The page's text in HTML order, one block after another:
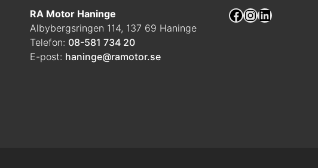
RA Motor Haninge
Albybergsringen 114, 137 69 Haninge
Telefon: 08-581 734 20
E-post: haninge@ramotor.se
Facebook
Instagram
LinkedIn